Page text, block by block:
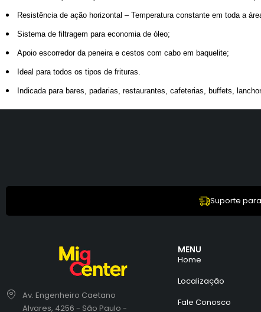
Resistência de ação horizontal – Temperatura constante em toda a
Sistema de filtragem para economia de óleo;
Apoio escorredor da peneira e cestos com cabo em baquelite;
Ideal para todos os tipos de frituras.
Indicada para bares, padarias, restaurantes, cafeterias, buffets,
Suporte
Av. Engenheiro Caetano
Alvares, 4256 - São Paulo -
MENU
Home
Localização
Fale Conosco